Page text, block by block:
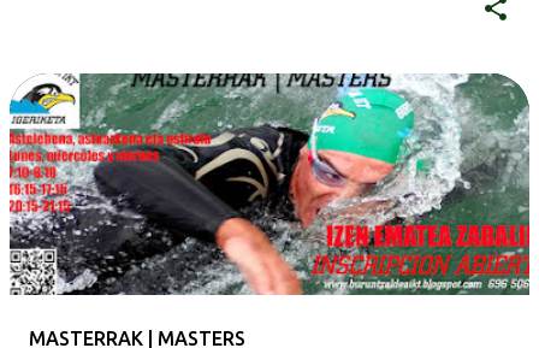
MASTERRAK | MASTERS